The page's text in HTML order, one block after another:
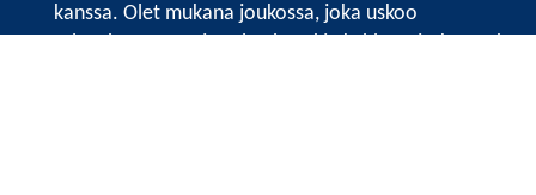
kanssa. Olet mukana joukossa, joka uskoo